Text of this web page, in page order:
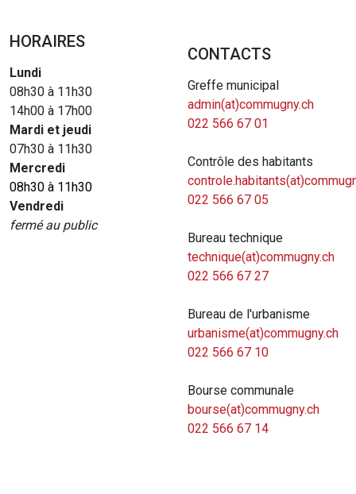
HORAIRES
Lundi
08h30 à 11h30
14h00 à 17h00
Mardi et jeudi
07h30 à 11h30
Mercredi
08h30 à 11h30
Vendredi
fermé au public
CONTACTS
Greffe municipal
admin(at)commugny.ch
022 566 67 01
Contrôle des habitants
022 566 67 05
Bureau technique
technique(at)commugny.ch
022 566 67 27
Bureau de l'urbanisme
urbanisme(at)commugny.ch
022 566 67 10
Bourse communale
bourse(at)commugny.ch
022 566 67 14